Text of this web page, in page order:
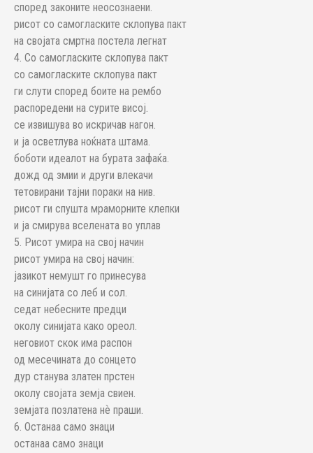
според законите неосознаени.
рисот со самогласките склопува пакт
на својата смртна постела легнат
4. Со самогласките склопува пакт
со самогласките склопува пакт
ги слути според боите на рембо
распоредени на сурите висој.
се извишува во искричав нагон.
и ја осветлува ноќната штама.
боботи идеалот на бурата зафаќа.
дожд од змии и други влекачи
тетовирани тајни пораки на нив.
рисот ги спушта мраморните клепки
и ја смирува вселената во уплав
5. Рисот умира на свој начин
рисот умира на свој начин:
јазикот немушт го принесува
на синијата со леб и сол.
седат небесните предци
околу синијата како ореол.
неговиот скок има распон
од месечината до сонцето
дур станува златен прстен
околу својата земја свиен.
земјата позлатена нѐ праши.
6. Останаа само знаци
останаа само знаци